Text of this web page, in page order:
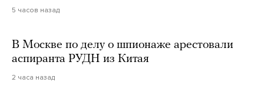
5 часов назад
В Москве по делу о шпионаже арестовали
аспиранта РУДН из Китая
2 часа назад